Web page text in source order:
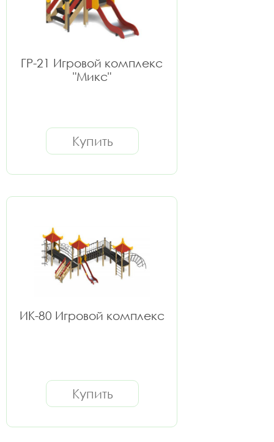
ГР-21 Игровой комплекс
"Микс"
Купить
ИК-80 Игровой комплекс
Купить